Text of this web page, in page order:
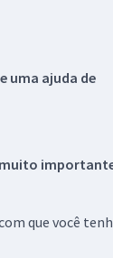
uma ajuda de
que você